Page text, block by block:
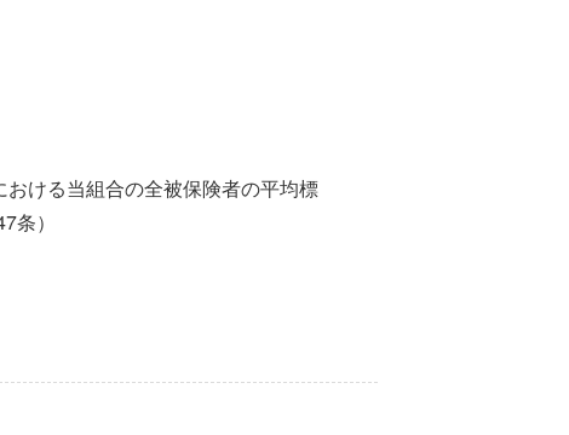
ける当組合の全被保険者の平均標
条）